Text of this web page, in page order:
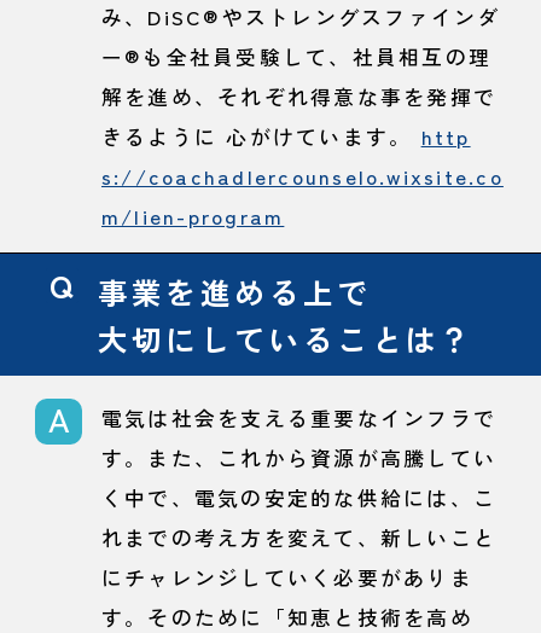
み、DiSC®やストレングスファインダ
ー®も全社員受験して、社員相互の理
解を進め、それぞれ得意な事を発揮で
きるように 心がけています。 http
s://coachadlercounselo.wixsite.co
m/lien-program
事業を進める上で
大切にしていることは？
電気は社会を支える重要なインフラで
す。また、これから資源が高騰してい
く中で、電気の安定的な供給には、こ
れまでの考え方を変えて、新しいこと
にチャレンジしていく必要がありま
す。そのために「知恵と技術を高め